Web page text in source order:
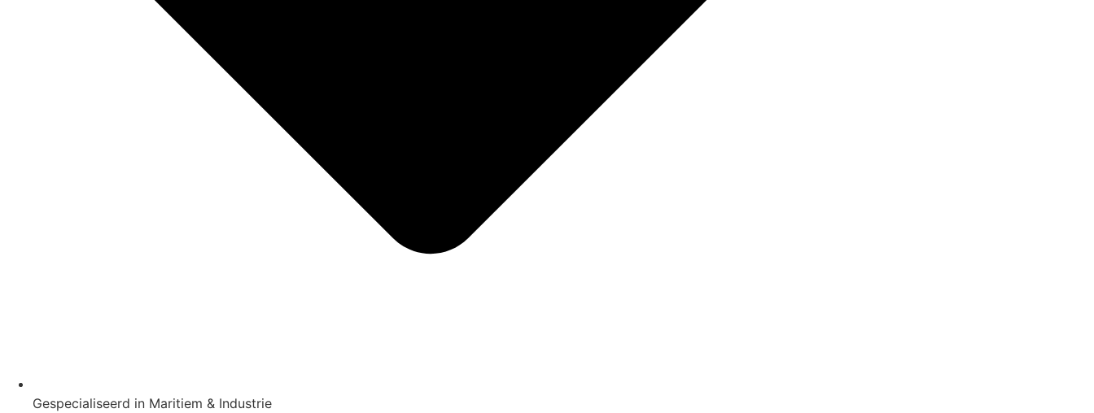
Gespecialiseerd in Maritiem & Industrie